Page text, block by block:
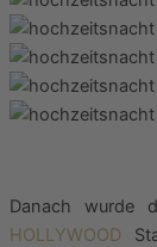
Danach wurde
HOLLYWOOD